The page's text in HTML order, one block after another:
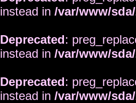
instead in /var/www/
Deprecated:
instead in /var/www/
Deprecated:
instead in /var/www/